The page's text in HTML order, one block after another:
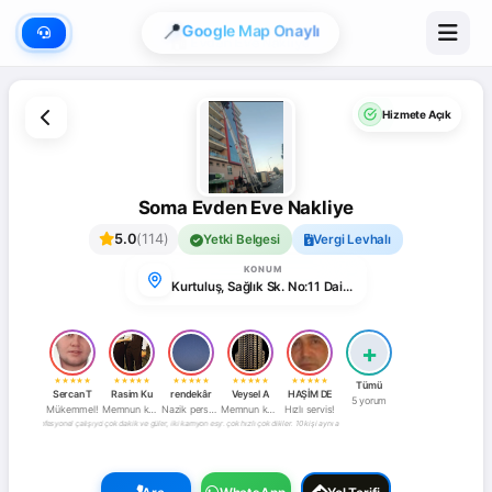
📍Google Map Onaylı
Soma Evden Eve Nakliye
Hizmete Açık
5.0(114) Yetki Belgesi Vergi Levhalı
KONUM
Kurtuluş, Sağlık Sk. No:11 Daire:8, 45500 Soma/Manisa, Türkiye
★ ★ ★★ ★
Sercan T
Mükemmel!
profesyonel çalışıyorlar. Mobilya ile ilgilenenler ayrı, tesisat ile ilgilenebilirler ayrı, taşıma ile ilgilenenler ayrı. Hepsi mükemmel
★ ★ ★★ ★
Rasim Ku
çok hızlı çok dikkatli çok dakik ve güleryüzlü bi ekipler. Özenle paketleyip özenle taşıyıp özenle kurulum ve montaj yaptılar. Recep bey
★ ★ ★★ ★
rendekâr
dakikada evimize geldiler, iki kamyon esyanin yüklenmesi bir saat sürdü. aylarca nasıl olacak bu iş dediğimiz şeyi oyuncakla
★ ★ ★★ ★
Veysel A
Recep Yazıcı ve ekibine sonsuz teşekkürler. çok hızlı çok dikkatli çok dakik ve güleryüzlü bi ekipler. Özenle paketleyip
★ ★ ★★ ★
HAŞİM DE
Hızlı servis!
elemanları müthiş derecede titiz ve başarılı bir nakliye gerçekleştirdiler. 10 kişi aynı anda çok titiz ve hızlı bir şekilde evi
+
Tümü
5 yorum